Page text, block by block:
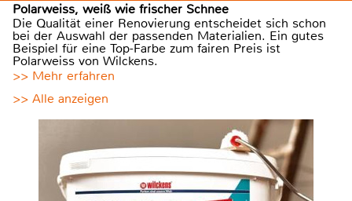
Polarweiss, weiß wie frischer Schnee
Die Qualität einer Renovierung entscheidet sich schon
bei der Auswahl der passenden Materialien. Ein gutes
Beispiel für eine Top-Farbe zum fairen Preis ist
Polarweiss von Wilckens.
>> Mehr erfahren
>> Alle anzeigen